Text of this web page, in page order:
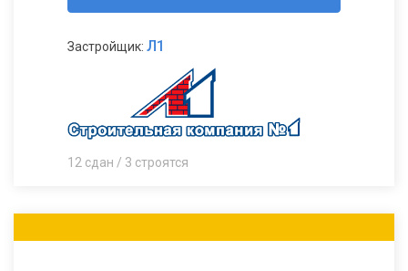
Застройщик: Л1
12 сдан / 3 строятся